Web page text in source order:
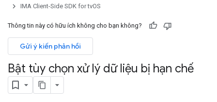
IMA Client-Side SDK for tvOS
Thông tin này có hữu ích không cho bạn không?
Gửi ý kiến phản hồi
Bật tùy chọn xử lý dữ liệu bị hạn chế